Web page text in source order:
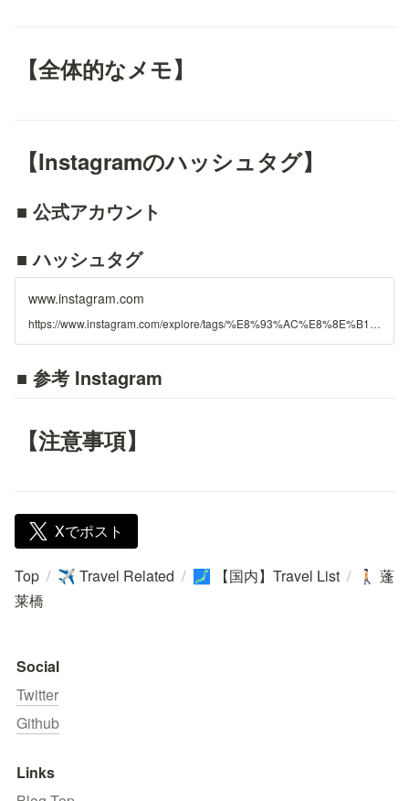
【全体的なメモ】
【Instagramのハッシュタグ】
■ 公式アカウント
■ ハッシュタグ
www.instagram.com
https://www.instagram.com/explore/tags/%E8%93%AC%E8%8E%B1%E6%A9%8B/
■ 参考 Instagram
【注意事項】
Xでポスト
Top / ✈️ Travel Related / 🗾 【国内】Travel List / 🚶🏻
蓬
莱橋
Social
Twitter
Github
Links